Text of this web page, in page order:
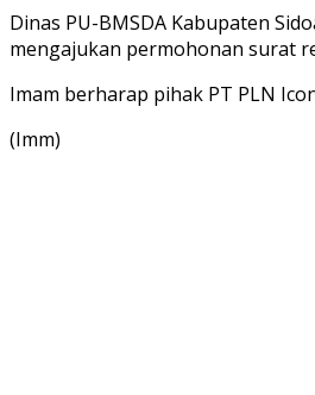
Dinas PU-BMSDA Kabupaten
mengajukan permohonan surat
Imam berharap pihak PT PLN
(Imm)